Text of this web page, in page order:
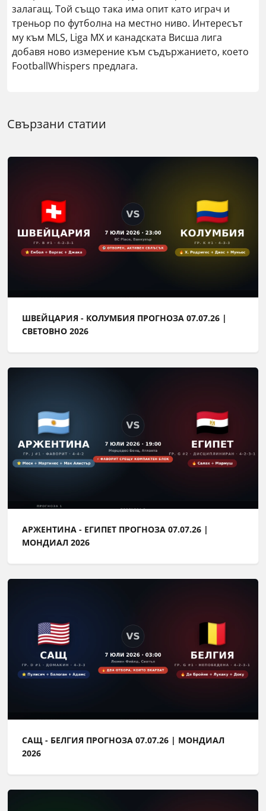
залагащ. Той също така има опит като играч и
треньор по футболна на местно ниво. Интересът
му към MLS, Liga MX и канадската Висша лига
добавя ново измерение към съдържанието, което
FootballWhispers предлага.
Свързани статии
ШВЕЙЦАРИЯ - КОЛУМБИЯ ПРОГНОЗА 07.07.26 |
СВЕТОВНО 2026
АРЖЕНТИНА - ЕГИПЕТ ПРОГНОЗА 07.07.26 |
МОНДИАЛ 2026
САЩ - БЕЛГИЯ ПРОГНОЗА 07.07.26 | МОНДИАЛ
2026